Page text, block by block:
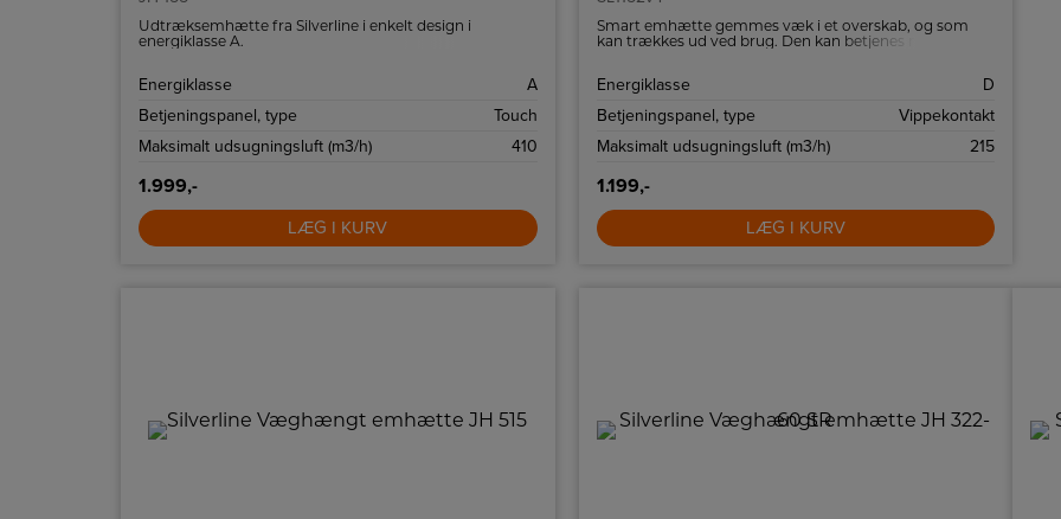
Udtræksemhætte fra Silverline i enkelt design i
energiklasse A.
Energiklasse
A
Betjeningspanel, type
Touch
Maksimalt udsugningsluft (m3/h)
410
1.999,-
LÆG I KURV
Smart emhætte gemmes væk i et overskab, og som
kan trækkes ud ved brug. Den kan betjenes med 3
Energiklasse
D
Betjeningspanel, type
Vippekontakt
Maksimalt udsugningsluft (m3/h)
215
1.199,-
LÆG I KURV